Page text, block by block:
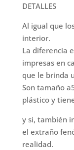
|
Del
otro
lado
del
miedo
cantidad
DETALLES
Al igual que
interior.
La diferencia
impresas en
que le brinda
Son tamaño
plástico y
y si, también
el extraño
realidad.